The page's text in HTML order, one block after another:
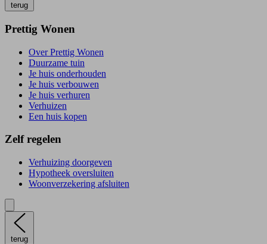
terug
Prettig Wonen
Over Prettig Wonen
Duurzame tuin
Je huis onderhouden
Je huis verbouwen
Je huis verhuren
Verhuizen
Een huis kopen
Zelf regelen
Verhuizing doorgeven
Hypotheek oversluiten
Woonverzekering afsluiten
terug